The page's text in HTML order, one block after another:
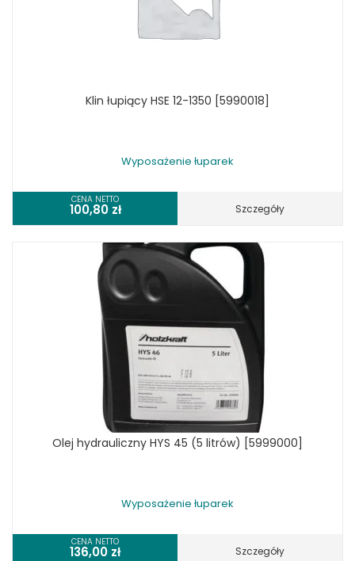
Klin łupiący HSE 12-1350 [5990018]
Wyposażenie łuparek
CENA NETTO
100,80 zł Szczegóły
Olej hydrauliczny HYS 45 (5 litrów) [5999000]
Wyposażenie łuparek
CENA NETTO
136,00 zł Szczegóły